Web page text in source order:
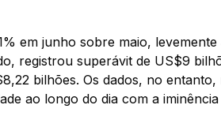
em junho sobre maio,
registrou superávit de US$9
bilhões. Os dados, no
ao longo do dia com a